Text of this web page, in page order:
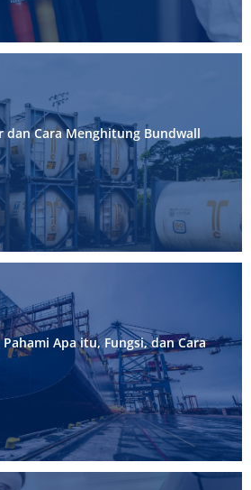
dan Cara Menghitung Bundwall
Apa itu, Fungsi, dan Cara